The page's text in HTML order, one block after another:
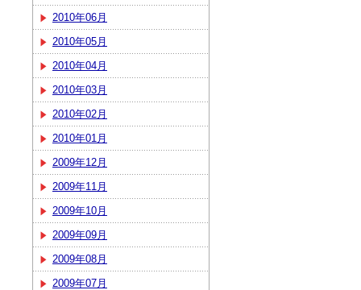
2010年06月
2010年05月
2010年04月
2010年03月
2010年02月
2010年01月
2009年12月
2009年11月
2009年10月
2009年09月
2009年08月
2009年07月